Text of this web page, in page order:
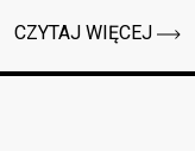
CZYTAJ WIĘCEJ